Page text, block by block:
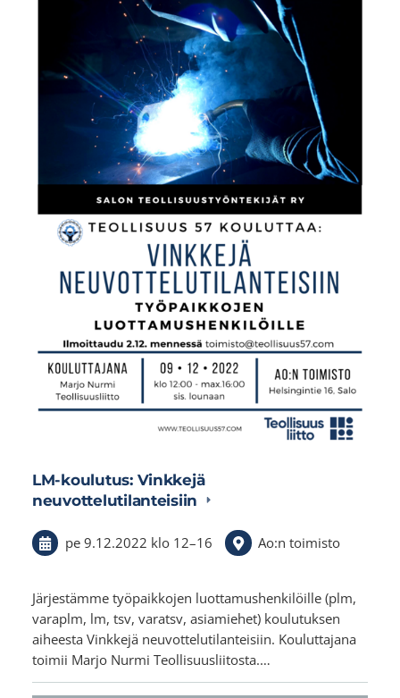
LM-koulutus: Vinkkejä
neuvottelutilanteisiin
pe 9.12.2022 klo 12–16 Ao:n toimisto
Järjestämme työpaikkojen luottamushenkilöille (plm,
varaplm, lm, tsv, varatsv, asiamiehet) koulutuksen
aiheesta Vinkkejä neuvottelutilanteisiin. Kouluttajana
toimii Marjo Nurmi Teollisuusliitosta.…